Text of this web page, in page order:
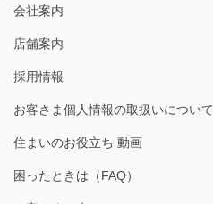
会社案内
店舗案内
採用情報
お客さま個人情報の取扱いについて
住まいのお役立ち 動画
困ったときは（FAQ）